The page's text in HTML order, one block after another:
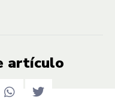
artículo